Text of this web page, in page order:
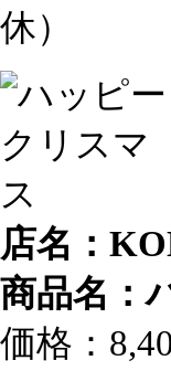
休）
店名：
商品名：
価格：